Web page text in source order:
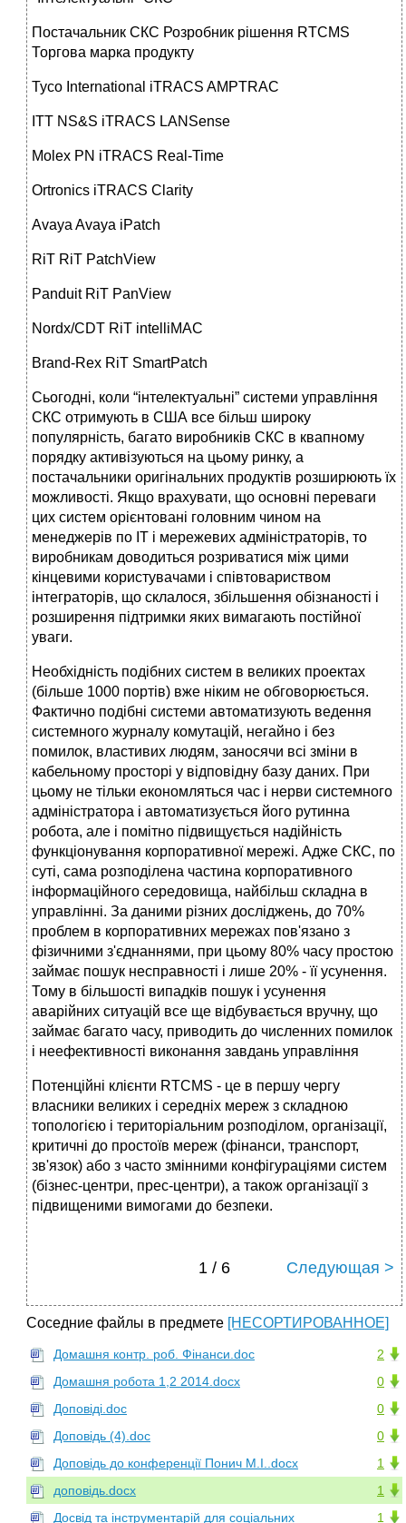
Постачальник СКС Розробник рішення RTCMS
Торгова марка продукту
Tyco International iTRACS AMPTRAC
ITT NS&S iTRACS LANSense
Molex PN iTRACS Real-Time
Ortronics iTRACS Clarity
Avaya Avaya iPatch
RiT RiT PatchView
Panduit RiT PanView
Nordx/CDT RiT intelliMAC
Brand-Rex RiT SmartPatch
Сьогодні, коли “інтелектуальні” системи управління
СКС отримують в США все більш широку
популярність, багато виробників СКС в квапному
порядку активізуються на цьому ринку, а
постачальники оригінальних продуктів розширюють їх
можливості. Якщо врахувати, що основні переваги
цих систем орієнтовані головним чином на
менеджерів по ІТ і мережевих адміністраторів, то
виробникам доводиться розриватися між цими
кінцевими користувачами і співтовариством
інтеграторів, що склалося, збільшення обізнаності і
розширення підтримки яких вимагають постійної
уваги.
Необхідність подібних систем в великих проектах
(більше 1000 портів) вже ніким не обговорюється.
Фактично подібні системи автоматизують ведення
системного журналу комутацій, негайно і без
помилок, властивих людям, заносячи всі зміни в
кабельному просторі у відповідну базу даних. При
цьому не тільки економляться час і нерви системного
адміністратора і автоматизується його рутинна
робота, але і помітно підвищується надійність
функціонування корпоративної мережі. Адже СКС, по
суті, сама розподілена частина корпоративного
інформаційного середовища, найбільш складна в
управлінні. За даними різних досліджень, до 70%
проблем в корпоративних мережах пов'язано з
фізичними з'єднаннями, при цьому 80% часу простою
займає пошук несправності і лише 20% - її усунення.
Тому в більшості випадків пошук і усунення
аварійних ситуацій все ще відбувається вручну, що
займає багато часу, приводить до численних помилок
і неефективності виконання завдань управління
Потенційні клієнти RTCMS - це в першу чергу
власники великих і середніх мереж з складною
топологією і територіальним розподілом, організації,
критичні до простоїв мереж (фінанси, транспорт,
зв'язок) або з часто змінними конфігураціями систем
(бізнес-центри, прес-центри), а також організації з
підвищеними вимогами до безпеки.
1 / 6 Следующая >
Соседние файлы в предмете [НЕСОРТИРОВАННОЕ]
2
Домашня контр. роб. Фінанси.doc
0
Домашня робота 1,2 2014.docx
0
Доповіді.doc
0
Доповідь (4).doc
1
Доповідь до конференції Понич М.І..docx
1
доповідь.docx
1
Досвід та інструментарій для соціальних